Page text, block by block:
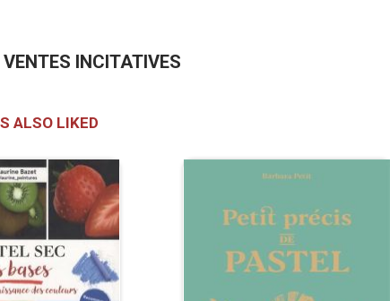
INCITATIVES
ALSO LIKED